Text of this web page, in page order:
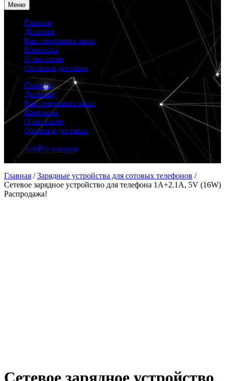
Меню
Главная
Дилерам
Как совершить заказ
Контакты
О магазине
Оплата и доставка
Главная
Дилерам
Как совершить заказ
Контакты
О магазине
Оплата и доставка
0.00₽ 0 товаров
Главная /Зарядные устройства для сотовых телефонов /
Сетевое зарядное устройство для телефона 1A+2.1A, 5V (16W)
Распродажа!